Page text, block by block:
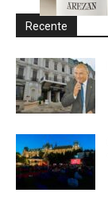
Recente